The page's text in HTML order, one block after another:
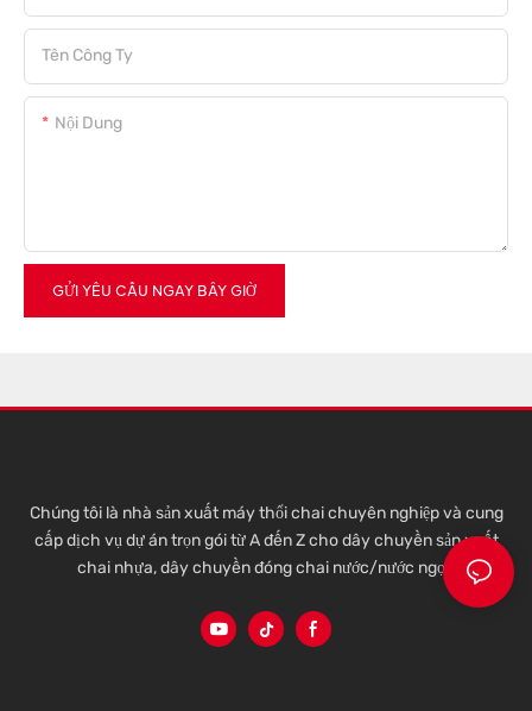
Tên Công Ty
Nội Dung
GỬI YÊU CẦU NGAY BÂY GIỜ
Chúng tôi là nhà sản xuất máy thổi chai chuyên nghiệp và cung
cấp dịch vụ dự án trọn gói từ A đến Z cho dây chuyền sản xuất
chai nhựa, dây chuyền đóng chai nước/nước ngọt.